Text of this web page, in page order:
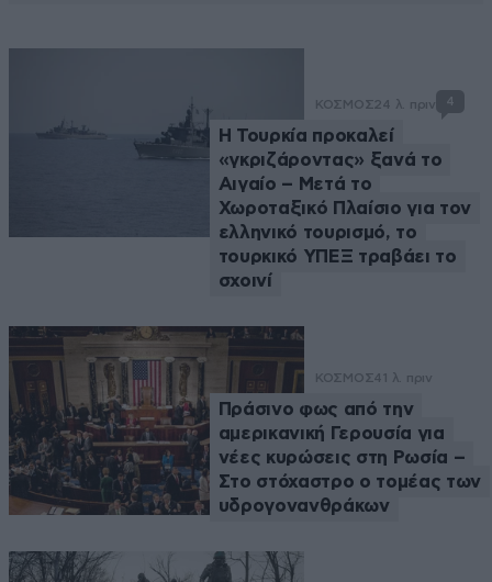
ΚΟΣΜΟΣ24 λ. πριν 4
Η Τουρκία προκαλεί
«γκριζάροντας» ξανά το
Αιγαίο – Μετά το
Χωροταξικό Πλαίσιο για τον
ελληνικό τουρισμό, το
τουρκικό ΥΠΕΞ τραβάει το
σχοινί
ΚΟΣΜΟΣ41 λ. πριν
Πράσινο φως από την
αμερικανική Γερουσία για
νέες κυρώσεις στη Ρωσία –
Στο στόχαστρο ο τομέας των
υδρογονανθράκων